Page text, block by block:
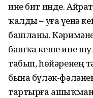
ине бит инде.
ҡалды – уға үҙенә
башланы.
башҡа кеше ине
табып, һөйәренең
бына бүләк-
тартырға